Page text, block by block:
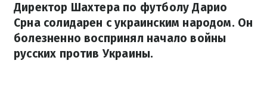
Директор Шахтера по футболу Дарио
Срна солидарен с украинским народом. Он
болезненно воспринял начало войны
русских против Украины.